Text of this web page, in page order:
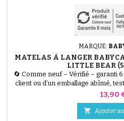
MARQUE:
MATELAS À LANGER
LITTLE BEAR
🔄 Comme neuf – Vérifié – garanti
client ou d’un emballage abîmé,
% fonctionnel. Le Matelas à Langer
PVC imperméable est facile à
en ouate de
Prix
13,90
 Ajouter